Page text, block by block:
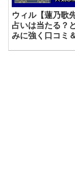
ウィル【蓮乃歌
占いは当たる？
みに強く口コミ